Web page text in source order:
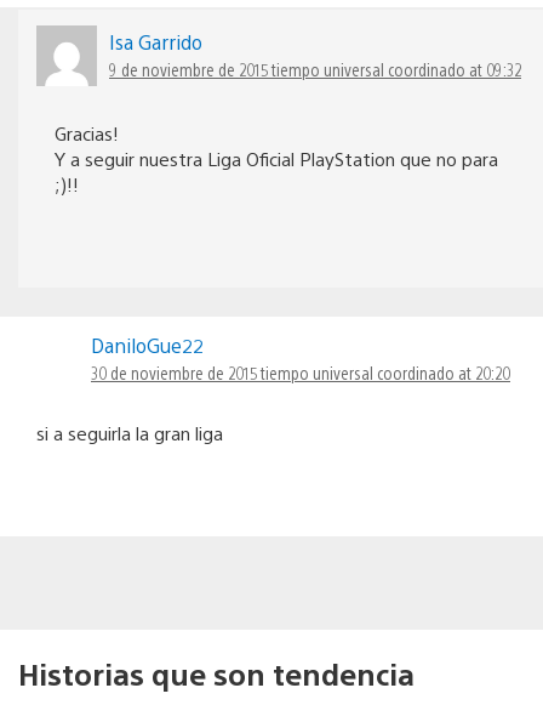
Isa Garrido
9 de noviembre de 2015 tiempo universal coordinado at 09:32
Gracias!
Y a seguir nuestra Liga Oficial PlayStation que no para
;)!!
DaniloGue22
30 de noviembre de 2015 tiempo universal coordinado at 20:20
si a seguirla la gran liga
Historias que son tendencia